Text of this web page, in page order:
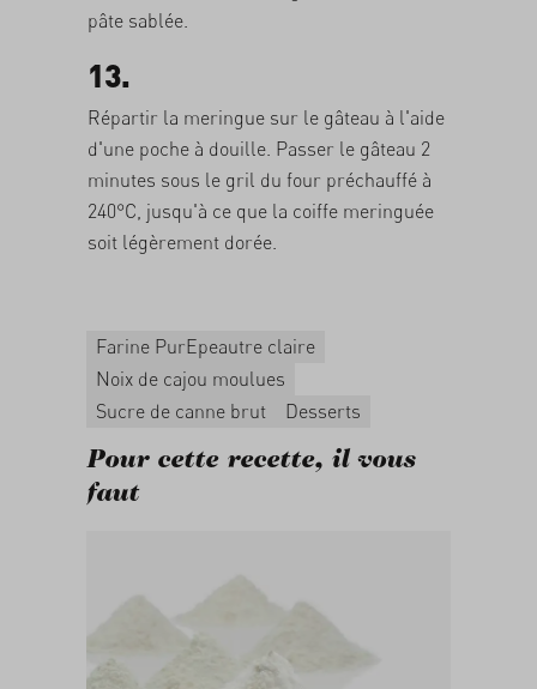
pâte sablée.
13.
Répartir la meringue sur le gâteau à l'aide
d'une poche à douille. Passer le gâteau 2
minutes sous le gril du four préchauffé à
240°C, jusqu'à ce que la coiffe meringuée
soit légèrement dorée.
Farine PurEpeautre claire
Noix de cajou moulues
Sucre de canne brut
Desserts
Pour cette recette, il vous
faut